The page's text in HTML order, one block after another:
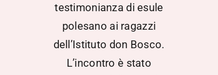
testimonianza di esule
polesano ai ragazzi
dell’Istituto don Bosco.
L’incontro è stato